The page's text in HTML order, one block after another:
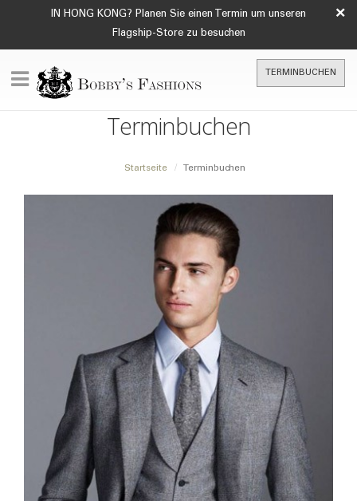
IN HONG KONG? Planen Sie einen Termin um unseren
Flagship-Store zu besuchen
×
TERMINBUCHEN
Terminbuchen
Startseite Terminbuchen